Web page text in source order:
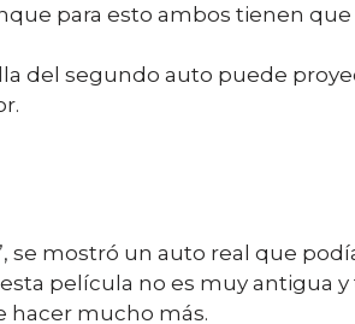
para esto ambos tienen
del segundo auto puede
se mostró un auto real que
película no es muy antigua
hacer mucho más.